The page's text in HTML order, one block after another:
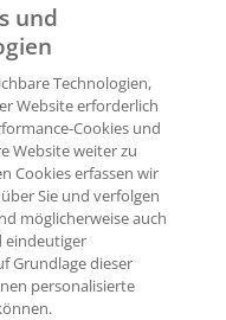
Einstellungen damit
abgerufen
können Sie den
Dislike0
und
Technologien,
Website erforderlich
Cookies und
Website weiter zu
Cookies erfassen wir
Sie und verfolgen
möglicherweise auch
eindeutiger
Grundlage dieser
personalisierte